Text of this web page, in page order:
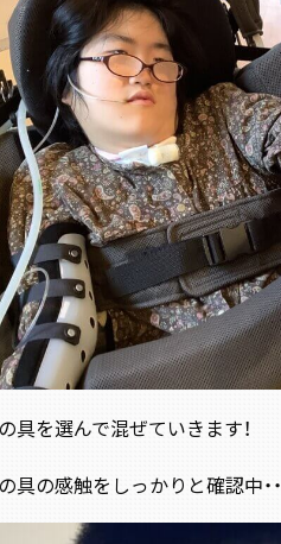
具を選んで混ぜていきます！
の感触をしっかりと確認中・・